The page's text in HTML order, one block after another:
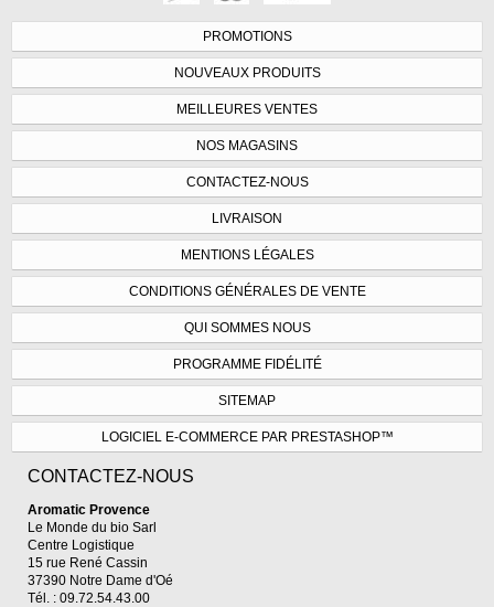
PROMOTIONS
NOUVEAUX PRODUITS
MEILLEURES VENTES
NOS MAGASINS
CONTACTEZ-NOUS
LIVRAISON
MENTIONS LÉGALES
CONDITIONS GÉNÉRALES DE VENTE
QUI SOMMES NOUS
PROGRAMME FIDÉLITÉ
SITEMAP
LOGICIEL E-COMMERCE PAR PRESTASHOP™
CONTACTEZ-NOUS
Aromatic Provence
Le Monde du bio Sarl
Centre Logistique
15 rue René Cassin
37390 Notre Dame d'Oé
Tél. : 09.72.54.43.00